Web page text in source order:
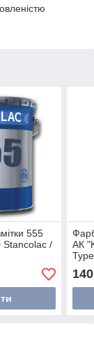
555
Stancolac /
АК
140